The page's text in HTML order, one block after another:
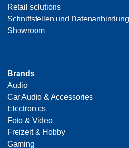
Retail solutions
Schnittstellen und Datenanbindung
Showroom
Brands
Audio
Car Audio & Accessories
Electronics
Foto & Video
Freizeit & Hobby
Gaming